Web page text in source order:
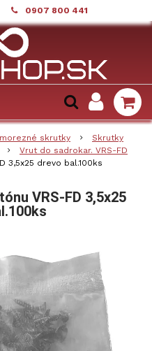
0907 800 441
skrutky
Skrutky
Vrut do sadrokar. VRS-FD
3,5x25 drevo bal.100ks
VRS-FD 3,5x25